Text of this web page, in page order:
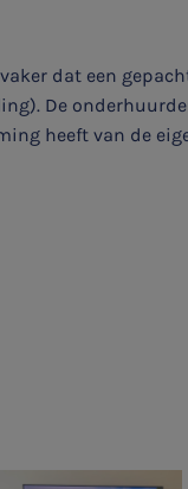
Aanmelden
dat een
De
heeft van de